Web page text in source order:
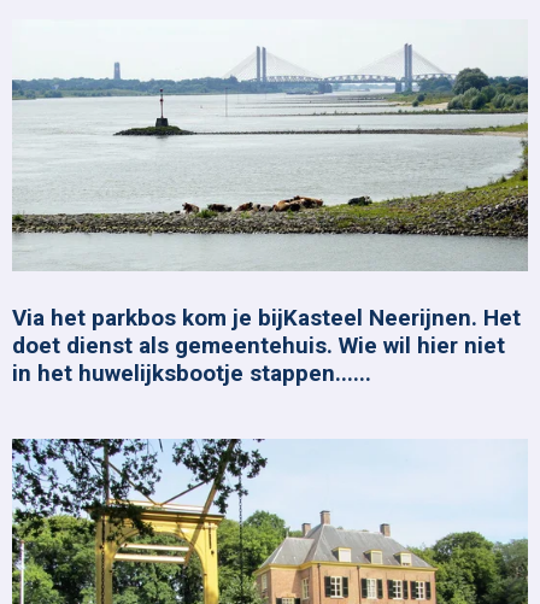
Via het parkbos kom je bijKasteel Neerijnen. Het
doet dienst als gemeentehuis. Wie wil hier niet
in het huwelijksbootje stappen......